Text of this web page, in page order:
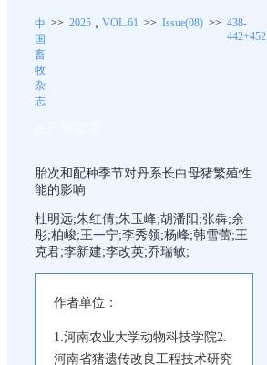
中
国
畜
牧
杂
志
>> 2025 ， VOL.61 >> Issue(08) >> 438-
442+452
胎次和配种季节对丹系长白母猪繁殖性
能的影响
杜明远;朱红倩;朱玉峰;胡潘阳;张犇;余
彤;柏峻;王一宁;李秀领;杨峰;韩雪蕾;王
克君;李新建;李改英;乔瑞敏;
作者单位：
1.河南农业大学动物科技学院2.
河南省猪遗传改良工程技术研究